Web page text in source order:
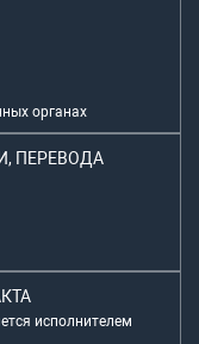
органах
ПЕРЕВОДА
исполнителем